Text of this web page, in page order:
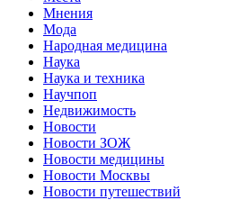
Мнения
Мода
Народная медицина
Наука
Наука и техника
Научпоп
Недвижимость
Новости
Новости ЗОЖ
Новости медицины
Новости Москвы
Новости путешествий